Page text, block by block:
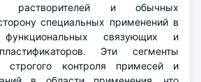
растворителей и обычных
специальных применений в
функциональных связующих и
Эти сегменты
строгого контроля примесей и